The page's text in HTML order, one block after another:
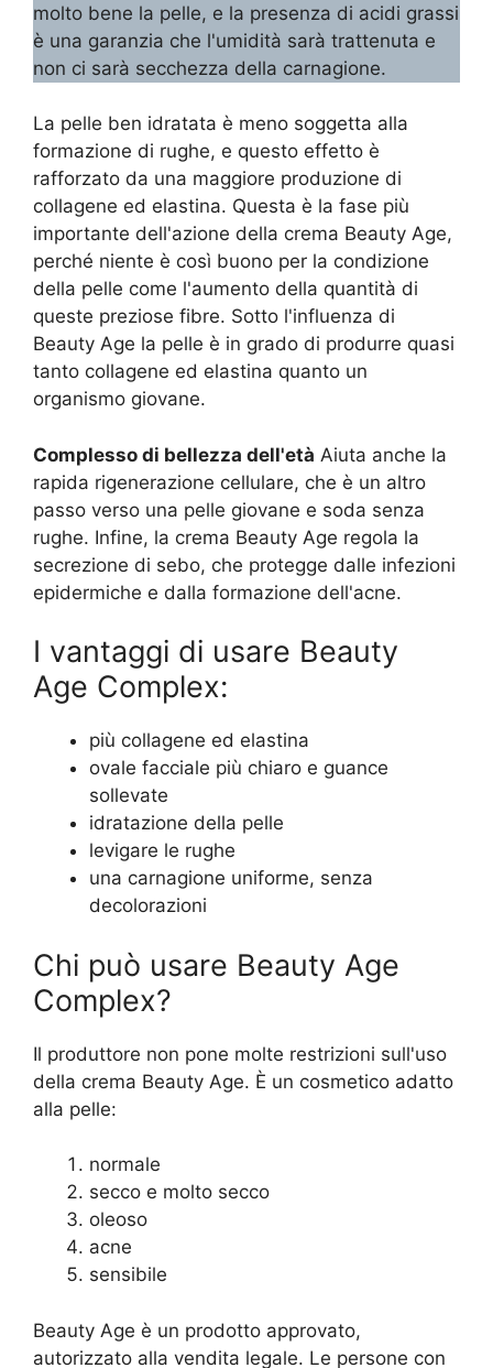
molto bene la pelle, e la presenza di acidi grassi
è una garanzia che l'umidità sarà trattenuta e
non ci sarà secchezza della carnagione.
La pelle ben idratata è meno soggetta alla
formazione di rughe, e questo effetto è
rafforzato da una maggiore produzione di
collagene ed elastina. Questa è la fase più
importante dell'azione della crema Beauty Age,
perché niente è così buono per la condizione
della pelle come l'aumento della quantità di
queste preziose fibre. Sotto l'influenza di
Beauty Age la pelle è in grado di produrre quasi
tanto collagene ed elastina quanto un
organismo giovane.
Complesso di bellezza dell'età Aiuta anche la
rapida rigenerazione cellulare, che è un altro
passo verso una pelle giovane e soda senza
rughe. Infine, la crema Beauty Age regola la
secrezione di sebo, che protegge dalle infezioni
epidermiche e dalla formazione dell'acne.
I vantaggi di usare Beauty
Age Сomplex:
più collagene ed elastina
ovale facciale più chiaro e guance
sollevate
idratazione della pelle
levigare le rughe
una carnagione uniforme, senza
decolorazioni
Chi può usare Beauty Age
Сomplex?
Il produttore non pone molte restrizioni sull'uso
della crema Beauty Age. È un cosmetico adatto
alla pelle:
normale
secco e molto secco
oleoso
acne
sensibile
Beauty Age è un prodotto approvato,
autorizzato alla vendita legale. Le persone con